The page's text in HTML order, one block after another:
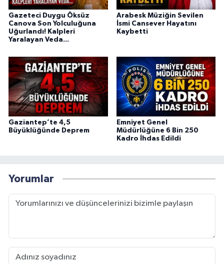
Gazeteci Duygu Öksüz
Canova Son Yolculuğuna
Uğurlandı! Kalpleri
Yaralayan Veda...
Arabesk Müziğin Sevilen
İsmi Cansever Hayatını
Kaybetti
Gaziantep’te 4,5
Büyüklüğünde Deprem
Emniyet Genel
Müdürlüğüne 6 Bin 250
Kadro İhdas Edildi
Yorumlar